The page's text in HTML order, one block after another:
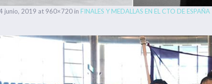
junio, 2019 at 960×720 in FINALES Y MEDALLAS EN EL CTO DE